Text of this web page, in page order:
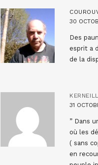
30
Des
esprit a
de la
31
” Dans
où les
( sans
en